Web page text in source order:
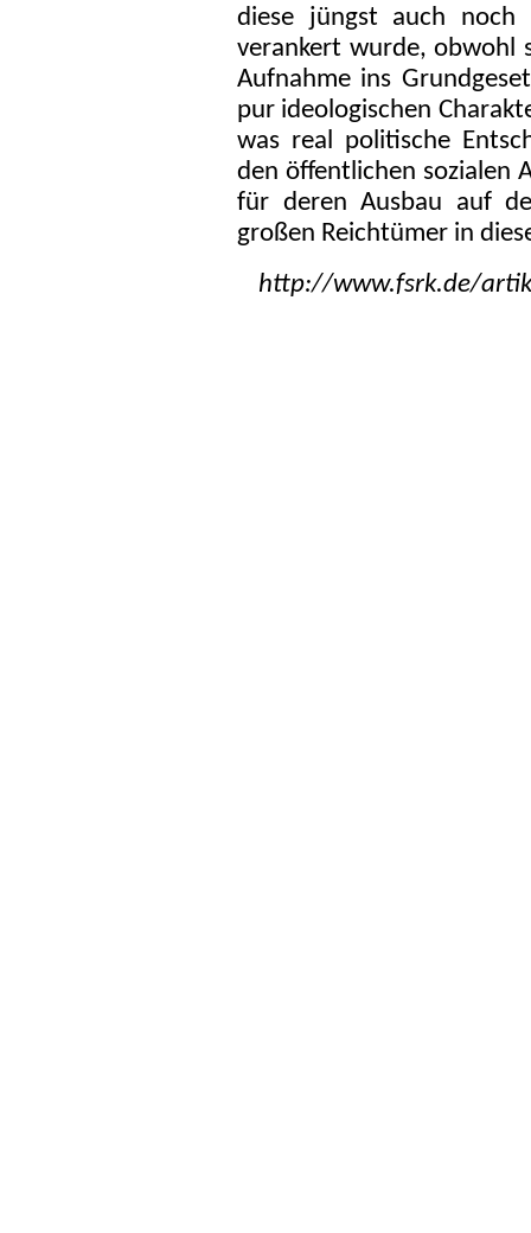
diese jüngst auch noch
verankert wurde, obwohl
Aufnahme ins
pur ideologischen
was real politische
den öffentlichen sozialen
für deren Ausbau auf
großen Reichtümer in
http://www.fsrk.de/